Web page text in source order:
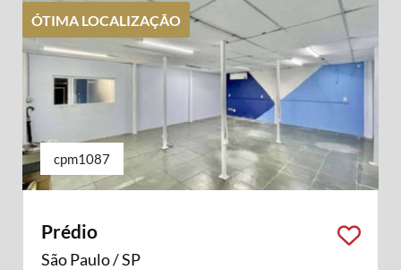
ÓTIMA LOCALIZAÇÃO
cpm1087
Prédio
São Paulo / SP